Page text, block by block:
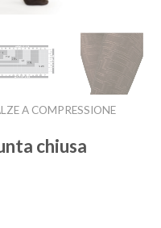
A COMPRESSIONE
chiusa